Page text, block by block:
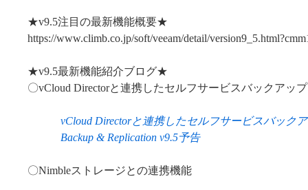
★v9.5注目の最新機能概要★
https://www.climb.co.jp/soft/veeam/detail/
★v9.5最新機能紹介ブログ★
〇vCloud Directorと連携したセルフサービスバックアッ
vCloud Directorと連携したセルフサービスバック
Backup & Replication v9.5予告
〇Nimbleストレージとの連携機能